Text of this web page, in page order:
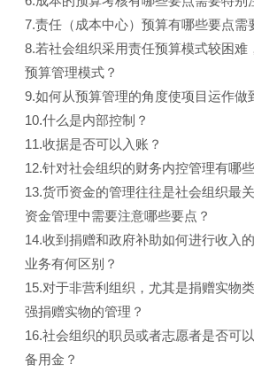
7.责任（成本中心）预算有哪些要点需
8.若社会组织采用责任预算模式较困难
预算管理模式？
9.如何从预算管理的角度使项目运作做
10.什么是内部控制？
11.收据是否可以入账？
12.针对社会组织的财务内控管理有哪
13.货币资金的管理往往是社会组织最
资金管理中需要注意哪些要点？
14.收到捐赠和政府补助如何进行收入
业务有何区别？
15.对于非营利组织，尤其是捐赠实物
强捐赠实物的管理？
16.社会组织的职员或者志愿者是否可
备用金？